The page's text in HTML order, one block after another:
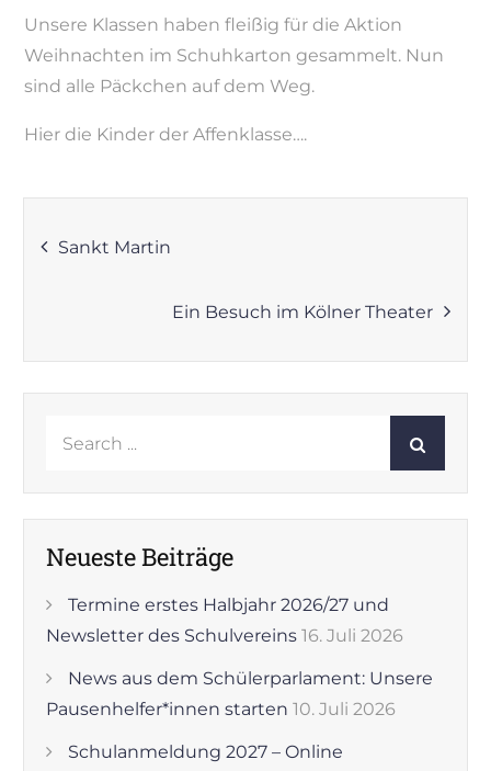
Unsere Klassen haben fleißig für die Aktion
Weihnachten im Schuhkarton gesammelt. Nun
sind alle Päckchen auf dem Weg.
Hier die Kinder der Affenklasse….
Beitragsnavigation
Sankt Martin
Ein Besuch im Kölner Theater
Neueste Beiträge
Termine erstes Halbjahr 2026/27 und
Newsletter des Schulvereins 16. Juli 2026
News aus dem Schülerparlament: Unsere
Pausenhelfer*innen starten 10. Juli 2026
Schulanmeldung 2027 – Online